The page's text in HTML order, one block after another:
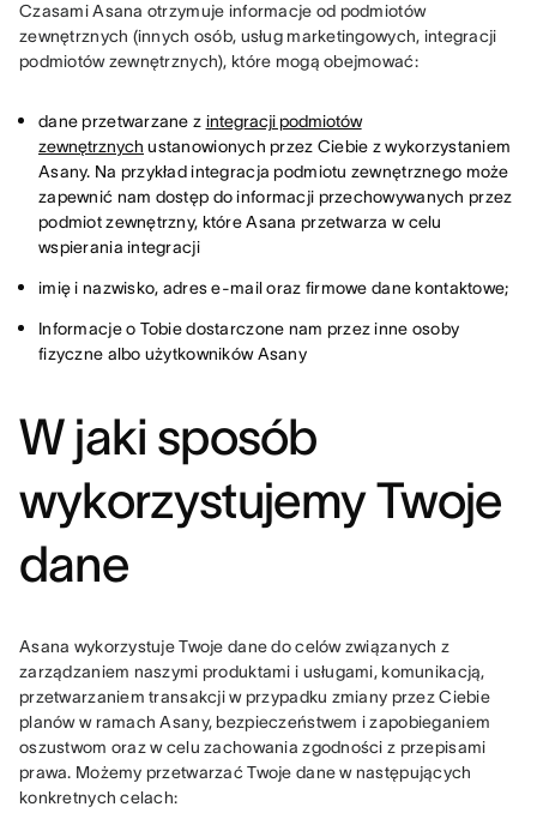
Czasami Asana otrzymuje informacje od podmiotów
zewnętrznych (innych osób, usług marketingowych, integracji
podmiotów zewnętrznych), które mogą obejmować:
dane przetwarzane z integracji podmiotów
zewnętrznych ustanowionych przez Ciebie z wykorzystaniem
Asany. Na przykład integracja podmiotu zewnętrznego może
zapewnić nam dostęp do informacji przechowywanych przez
podmiot zewnętrzny, które Asana przetwarza w celu
wspierania integracji
imię i nazwisko, adres e-mail oraz firmowe dane kontaktowe;
Informacje o Tobie dostarczone nam przez inne osoby
fizyczne albo użytkowników Asany
W jaki sposób
wykorzystujemy Twoje
dane
Asana wykorzystuje Twoje dane do celów związanych z
zarządzaniem naszymi produktami i usługami, komunikacją,
przetwarzaniem transakcji w przypadku zmiany przez Ciebie
planów w ramach Asany, bezpieczeństwem i zapobieganiem
oszustwom oraz w celu zachowania zgodności z przepisami
prawa. Możemy przetwarzać Twoje dane w następujących
konkretnych celach: